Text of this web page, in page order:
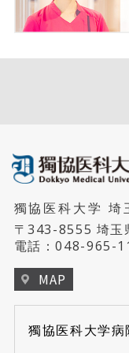
獨協医科大学 埼
〒343-8555 埼玉
電話：048-965-
MAP
獨協医科大学病